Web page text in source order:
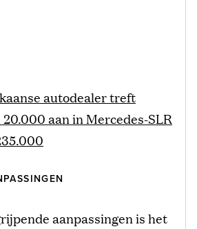
autodealer treft
aan in Mercedes-SLR
aanpassingen is het